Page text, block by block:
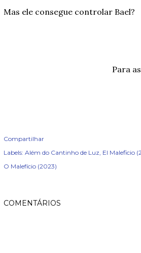
Mas ele consegue controlar Bael?
Para
Compartilhar
Labels: Além do Cantinho de Luz El Maleficio
O Malefício (2023)
COMENTÁRIOS